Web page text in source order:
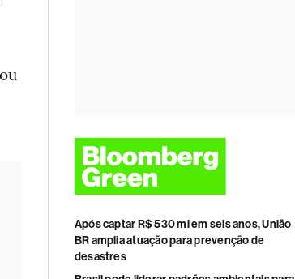
Após captar R$ 530 mi em seis anos, União
BR amplia atuação para prevenção de
desastres